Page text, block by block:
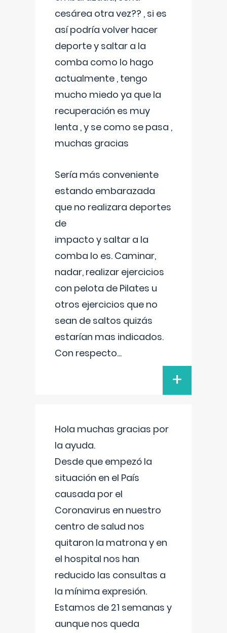
cesárea otra vez?? , si es
así podría volver hacer
deporte y saltar a la
comba como lo hago
actualmente , tengo
mucho miedo ya que la
recuperación es muy
lenta , y se como se pasa ,
muchas gracias
Sería más conveniente
estando embarazada
que no realizara deportes
de
impacto y saltar a la
comba lo es. Caminar,
nadar, realizar ejercicios
con pelota de Pilates u
otros ejercicios que no
sean de saltos quizás
estarían mas indicados.
Con respecto...
+
Hola muchas gracias por
la ayuda.
Desde que empezó la
situación en el País
causada por el
Coronavirus en nuestro
centro de salud nos
quitaron la matrona y en
el hospital nos han
reducido las consultas a
la mínima expresión.
Estamos de 21 semanas y
aunque nos queda